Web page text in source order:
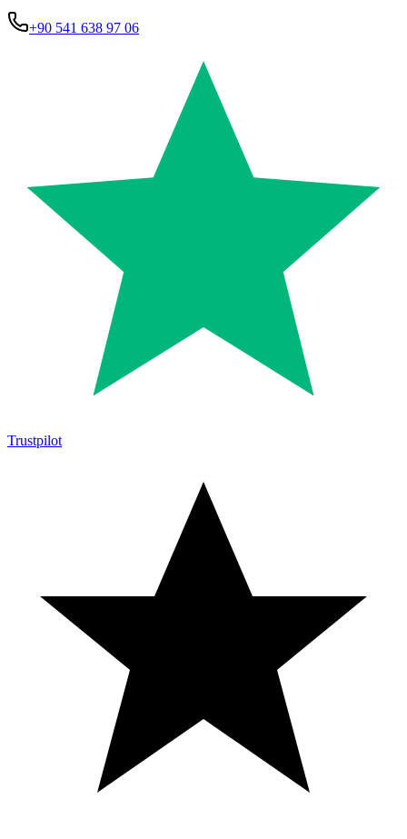
+90 541 638 97 06
Trustpilot